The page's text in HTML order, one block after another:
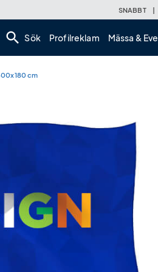
SNABBT |
search Sök Profilreklam Mässa &
cm